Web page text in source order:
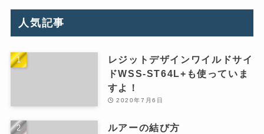
人気記事
レジットデザインワイルドサイ
ドWSS-ST64L+も使っていま
すよ！
2020年7月6日
ルアーの結び方